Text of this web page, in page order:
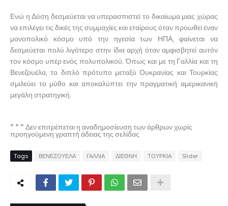
Ενώ η Δύση δεσμεύεται να υπερασπιστεί το δικαίωμα μιας χώρας
να επιλέγει τις δικές της συμμαχίες και εταίρους όταν προωθεί έναν
μονοπολικό κόσμο υπό την ηγεσία των ΗΠΑ, φαίνεται να
δεσμεύεται πολύ λιγότερο στην ίδια αρχή όταν αμφισβητεί αυτόν
τον κόσμο υπέρ ενός πολυπολικού. Όπως και με τη Γαλλία και τη
Βενεζουέλα, το διπλό πρότυπο μεταξύ Ουκρανίας και Τουρκίας
σμιλεύει το μύθο και αποκαλύπτει την πραγματική αμερικανική
μεγάλη στρατηγική.
* * * Δεν επιτρέπεται η αναδημοσίευση των άρθρων χωρίς
προηγούμενη γραπτή άδειας της σελίδας
Tags ΒΕΝΕΖΟΥΕΛΑ ΓΑΛΛΙΑ ΔΙΕΘΝΗ ΤΟΥΡΚΙΑ Slider